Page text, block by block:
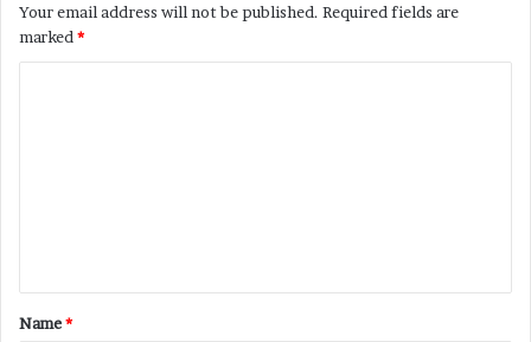
Your email address will not be published. Required fields are
marked *
Name*